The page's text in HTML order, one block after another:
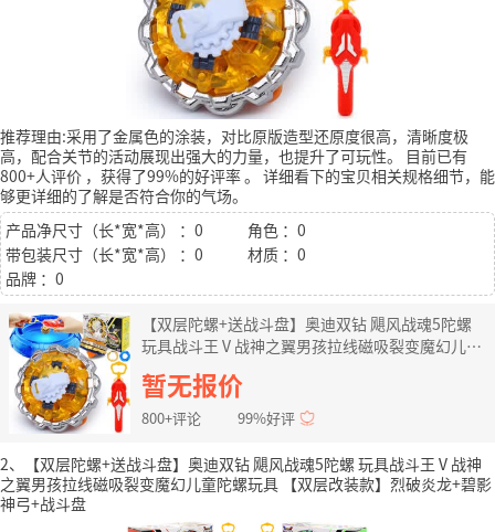
推荐理由:采用了金属色的涂装，对比原版造型还原度很高，清晰度极
高，配合关节的活动展现出强大的力量，也提升了可玩性。
目前已有
800+人评价 ，获得了99%的好评率。 详细看下的宝贝相关规格细节，能
够更详细的了解是否符合你的气场。
产品净尺寸（长*宽*高） ：0
角色 ：0
带包装尺寸（长*宽*高） ：0
材质 ：0
品牌 ：0
【双层陀螺+送战斗盘】奥迪双钻 飓风战魂5陀螺
玩具战斗王Ⅴ战神之翼男孩拉线磁吸裂变魔幻儿童
陀螺玩具 【双层改装款】裂地重甲+战斗盘
暂无报价
800+评论 99%好评
2、【双层陀螺+送战斗盘】奥迪双钻 飓风战魂5陀螺 玩具战斗王Ⅴ战神
之翼男孩拉线磁吸裂变魔幻儿童陀螺玩具 【双层改装款】烈破炎龙+碧影
神弓+战斗盘